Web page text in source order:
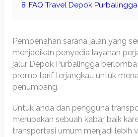
8 FAQ Travel Depok Purbalingga
Pembenahan sarana jalan yang
menjadikan penyedia layanan
jalur Depok Purbalingga
promo tarif terjangkau untuk
penumpang.
Untuk anda dan pengguna
merupakan sebuah kabar baik
transportasi umum menjadi lebih